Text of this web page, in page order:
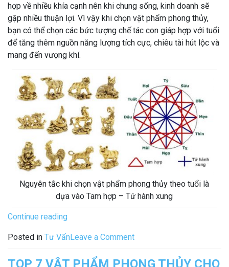
hợp về nhiều khía cạnh nên khi chung sống, kinh doanh sẽ
gặp nhiều thuận lợi. Vì vậy khi chọn vật phẩm phong thủy,
bạn có thể chọn các bức tượng chế tác con giáp hợp với tuổi
để tăng thêm nguồn năng lượng tích cực, chiêu tài hút lộc và
mang đến vượng khí.
Nguyên tắc khi chọn vật phẩm phong thủy theo tuổi là
dựa vào Tam hợp – Tứ hành xung
Continue reading
Vật
Posted in Tư Vấn Leave a Commenton
chọn
TOP 7 VẬT PHẨM PHONG THỦY CHO